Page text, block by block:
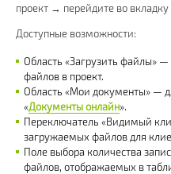
проект → перейдите во
Доступные возможности:
Область «Загрузить файлы» —
файлов в проект.
Область «Мои документы» —
«Документы онлайн».
Переключатель «Видимый
загружаемых файлов для
Поле выбора количества
файлов, отображаемых в